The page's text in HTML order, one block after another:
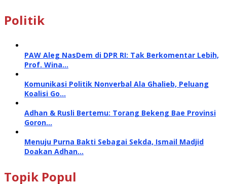
Politik
PAW Aleg NasDem di DPR RI: Tak Berkomentar Lebih,
Prof. Wina…
Komunikasi Politik Nonverbal Ala Ghalieb, Peluang
Koalisi Go…
Adhan & Rusli Bertemu: Torang Bekeng Bae Provinsi
Goron…
Menuju Purna Bakti Sebagai Sekda, Ismail Madjid
Doakan Adhan…
Topik Popul